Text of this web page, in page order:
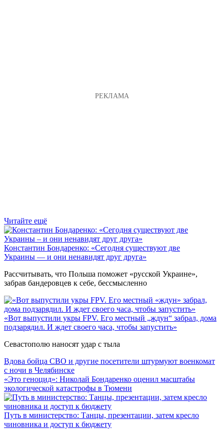
Читайте ещё
Константин Бондаренко: «Сегодня существуют две
Украины — и они ненавидят друг друга»
Рассчитывать, что Польша поможет «русской Украине»,
забрав бандеровцев к себе, бессмысленно
«Вот выпустили укры FPV. Его местный „ждун“ забрал, дома
подзарядил. И ждет своего часа, чтобы запустить»
Севастополю наносят удар с тыла
Вдова бойца СВО и другие посетители штурмуют военкомат
с ночи в Челябинске
«Это геноцид»: Николай Бондаренко оценил масштабы
экологической катастрофы в Тюмени
Путь в министерство: Танцы, презентации, затем кресло
чиновника и доступ к бюджету